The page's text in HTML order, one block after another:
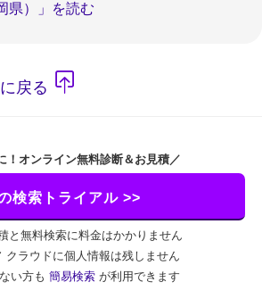
県）」を読む
戻る
！オンライン無料診断＆お見積／
検索トライアル >>
と無料検索に料金はかかりません
クラウドに個人情報は残しません
い方も 簡易検索 が利用できます